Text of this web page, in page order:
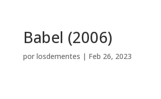
Babel (2006)
por losdementes | Feb 26, 2023